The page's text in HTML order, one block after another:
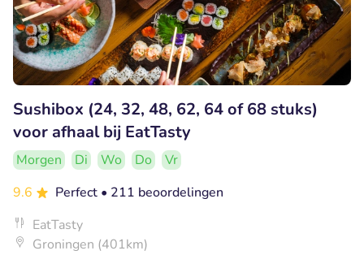
Sushibox (24, 32, 48, 62, 64 of 68 stuks)
voor afhaal bij EatTasty
Morgen Di Wo Do
Vr
9.6
Perfect • 211 beoordelingen
EatTasty
Groningen (401km)